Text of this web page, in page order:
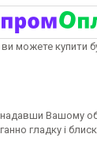
ви можете
надавши Вашому
гладку і